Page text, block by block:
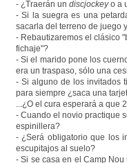
- ¿Traerán un discjockeyo a
- Si la suegra es una
sacarla del terreno de juego
- Rebautizaremos el clásico
fichaje"?
- Si el marido pone los
era un traspaso, sólo una
- Si alguno de los invitados
para siempre ¿saca una
...¿O el cura esperará a que
- Cuando el novio practique
espinillera?
- ¿Será obligatorio que los
escupitajos al suelo?
- Si se casa en el Camp